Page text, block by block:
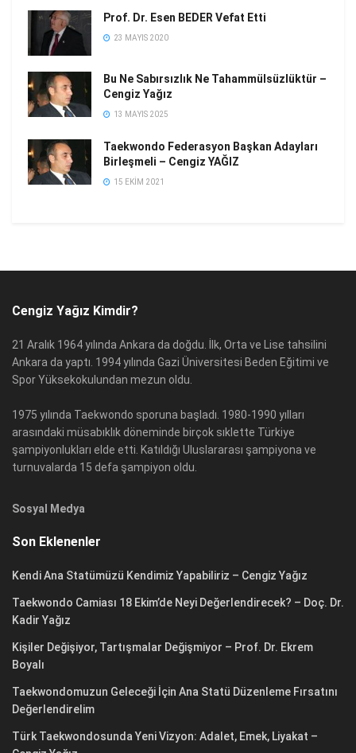
Prof. Dr. Esen BEDER Vefat Etti
23 MAYIS 2020
Bu Ne Sabırsızlık Ne Tahammülsüzlüktür –
Cengiz Yağız
13 MAYIS 2025
Taekwondo Federasyon Başkan Adayları
Birleşmeli – Cengiz YAĞIZ
15 EKIM 2021
Cengiz Yağız Kimdir?
21 Aralık 1964 yılında Ankara da doğdu. İlk, Orta ve Lise tahsilini
Ankara da yaptı. 1994 yılında Gazi Üniversitesi Beden Eğitimi ve
Spor Yüksekokulundan mezun oldu.
1975 yılında Taekwondo sporuna başladı. 1980-1990 yılları
arasındaki müsabıklık döneminde birçok sıklette Türkiye
şampiyonlukları elde etti. Katıldığı Uluslararası şampiyona ve
turnuvalarda 15 defa şampiyon oldu.
Sosyal Medya
Son Eklenenler
Kendi Ana Statümüzü Kendimiz Yapabiliriz – Cengiz Yağız
Taekwondo Camiası 18 Ekim’de Neyi Değerlendirecek? – Doç. Dr.
Kadir Yağız
Kişiler Değişiyor, Tartışmalar Değişmiyor – Prof. Dr. Ekrem
Boyalı
Taekwondomuzun Geleceği İçin Ana Statü Düzenleme Fırsatını
Değerlendirelim
Türk Taekwondosunda Yeni Vizyon: Adalet, Emek, Liyakat –